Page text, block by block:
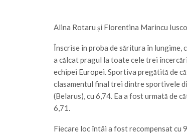
Alina Rotaru și Florentina Marincu
Înscrise în proba de săritura în lungime,
a călcat pragul la toate cele trei
echipei Europei. Sportiva pregătită de
clasamentul final trei dintre sportivele
(Belarus), cu 6,74. Ea a fost urmată de
6,71.
Fiecare loc întâi a fost recompensat cu